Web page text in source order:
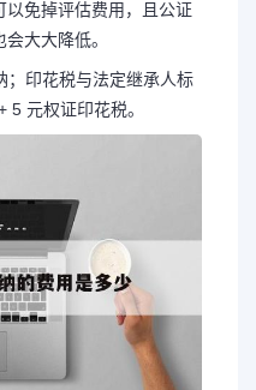
以免掉评估费用，且公证
大大降低。
；印花税与法定继承人标
5 元权证印花税。
片识别二维